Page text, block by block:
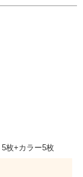
枚+カラー5枚